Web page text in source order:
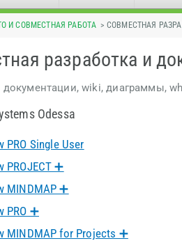
И СОВМЕСТНАЯ РАБОТА > СОВМЕСТНАЯ
разработка и
wiki, диаграммы,
Odessa
PRO Single User
PROJECT ➕
MINDMAP ➕
PRO ➕
MINDMAP for Projects ➕